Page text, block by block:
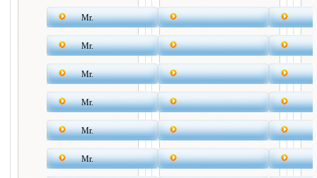
Mr.
Mr.
Mr.
Mr.
Mr.
Mr.